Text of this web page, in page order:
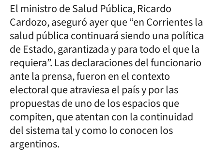
El ministro de Salud Pública, Ricardo
Cardozo, aseguró ayer que “en Corrientes la
salud pública continuará siendo una política
de Estado, garantizada y para todo el que la
requiera”. Las declaraciones del funcionario
ante la prensa, fueron en el contexto
electoral que atraviesa el país y por las
propuestas de uno de los espacios que
compiten, que atentan con la continuidad
del sistema tal y como lo conocen los
argentinos.